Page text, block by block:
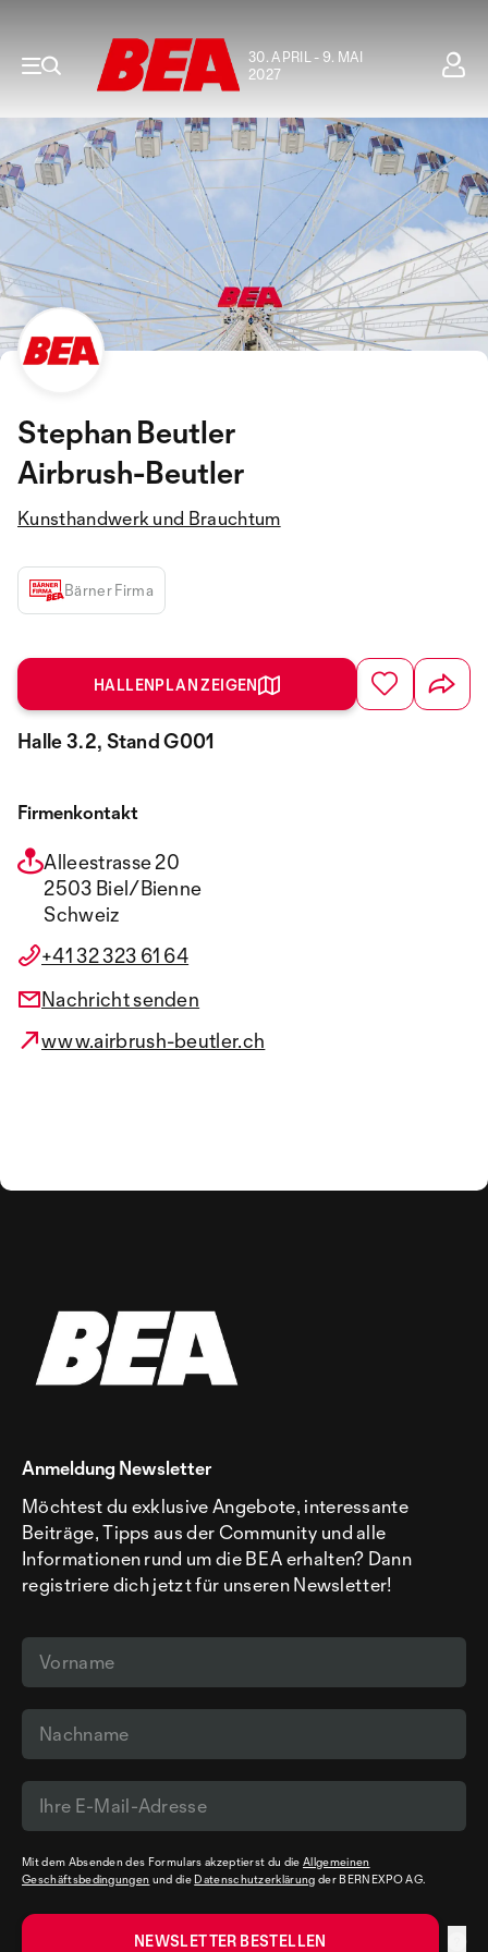
30. APRIL - 9. MAI
2027
Stephan Beutler
Airbrush-Beutler
Kunsthandwerk und Brauchtum
Bärner Firma
HALLENPLAN ZEIGEN
Halle 3.2, Stand G001
Firmenkontakt
Alleestrasse 20
2503 Biel/Bienne
Schweiz
+41 32 323 61 64
Nachricht senden
www.airbrush-beutler.ch
Anmeldung Newsletter
Möchtest du exklusive Angebote, interessante
Beiträge, Tipps aus der Community und alle
Informationen rund um die BEA erhalten? Dann
registriere dich jetzt für unseren Newsletter!
Mit dem Absenden des Formulars akzeptierst du dieAllgemeinen
Geschäftsbedingungen und die Datenschutzerklärung der BERNEXPO AG.